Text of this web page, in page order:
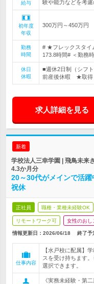
給与
験や能力などを考
初年度
年収
300万円～450万円
勤務
時間
# ★フレックスタイ
173.8時間# ＜勤務
休日
休暇
■週休2日制（シフ
前産後休暇 ★取得
求人詳細を見る
新着
学校法人三幸学園 | 飛鳥未来
4.3か月分
20～30代がメインで活
祝休
正社員 職種・業種未経験OK
リモートワーク可 女性のおし
情報更新日：2026/06/18 終了予
仕事内容
【水戸校に配属】
スを受け持ちます
選択できます。
《実務未経験・第